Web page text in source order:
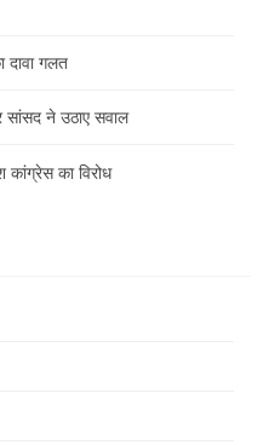
दावा गलत
सांसद ने उठाए सवाल
का विरोध